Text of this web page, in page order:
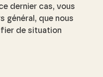
dernier cas, vous
général, que nous
de situation